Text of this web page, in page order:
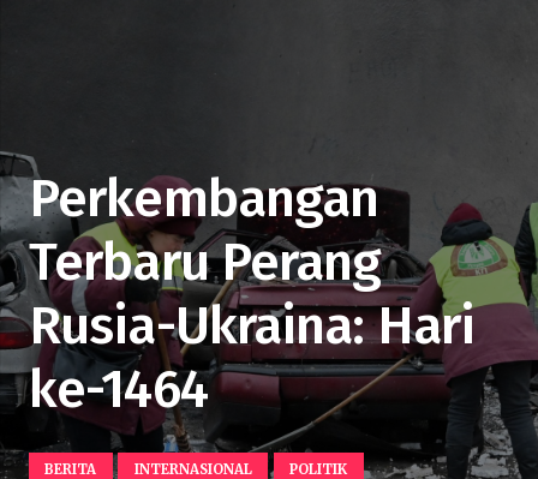
Perkembangan
Terbaru Perang
Rusia-Ukraina: Hari
ke-1464
BERITA INTERNASIONAL POLITIK